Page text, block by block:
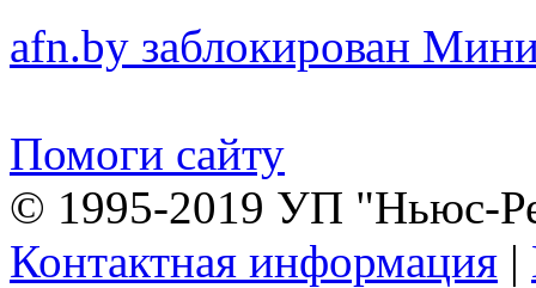
afn.by заблокирован
Помоги сайту
© 1995-2019 УП "Ньюс-
Контактная информация |